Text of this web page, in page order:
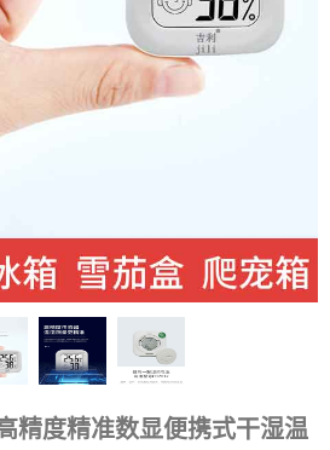
精度精准数显便携式干湿温